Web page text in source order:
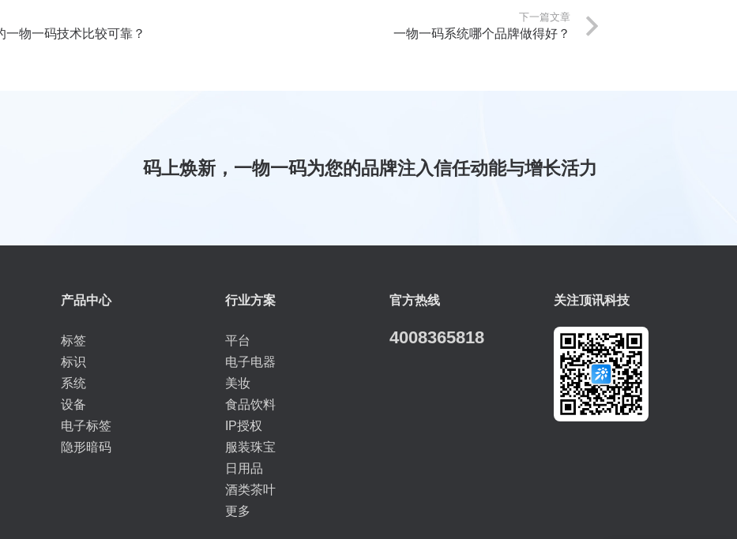
物一码技术比较可靠？
下一篇文章
一物一码系统哪个品牌做得好？
码上焕新，一物一码为您的品牌注入信任动能与增长活力
产品中心
标签
标识
系统
设备
电子标签
隐形暗码
行业方案
平台
电子电器
美妆
食品饮料
IP授权
服装珠宝
日用品
酒类茶叶
更多
官方热线
4008365818
关注顶讯科技